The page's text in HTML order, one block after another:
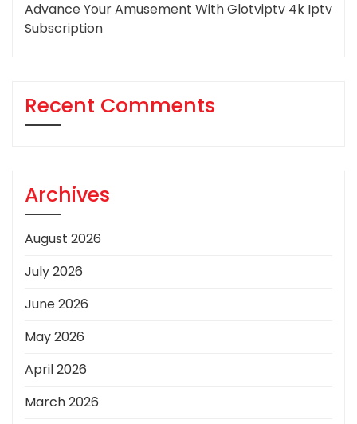
Advance Your Amusement With Glotviptv 4k Iptv
Subscription
Recent Comments
Archives
August 2026
July 2026
June 2026
May 2026
April 2026
March 2026